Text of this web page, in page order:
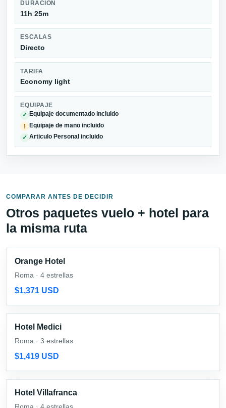
DURACIÓN
11h 25m
ESCALAS
Directo
TARIFA
Economy light
EQUIPAJE
✓ Equipaje documentado incluido
! Equipaje de mano incluido
✓ Articulo Personal incluido
COMPARAR ANTES DE DECIDIR
Otros paquetes vuelo + hotel para
la misma ruta
Orange Hotel
Roma · 4 estrellas
$1,371 USD
Hotel Medici
Roma · 3 estrellas
$1,419 USD
Hotel Villafranca